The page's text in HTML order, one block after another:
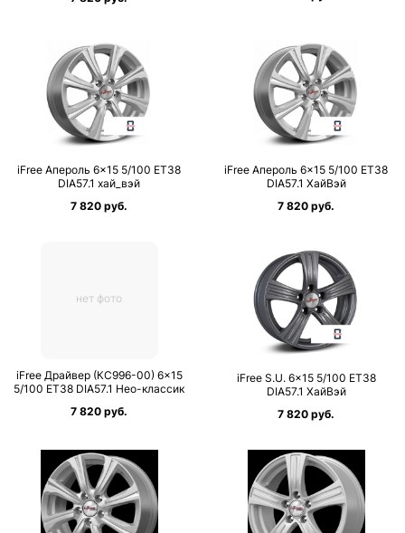
iFree Апероль 6×15 5/100 ET38
DIA57.1 хай_вэй
7 820 руб.
iFree Апероль 6×15 5/100 ET38
DIA57.1 ХайВэй
7 820 руб.
нет фото
iFree Драйвер (КС996-00) 6×15
5/100 ET38 DIA57.1 Нео-классик
7 820 руб.
iFree S.U. 6×15 5/100 ET38
DIA57.1 ХайВэй
7 820 руб.